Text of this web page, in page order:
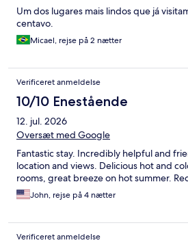
Um dos lugares mais lindos que já
centavo.
Micael, rejse på 2 nætter
Verificeret anmeldelse
10/10 Enestående
12. jul. 2026
Oversæt med Google
Fantastic stay. Incredibly helpful and
location and views. Delicious hot and
rooms, great breeze on hot summer.
John, rejse på 4 nætter
Verificeret anmeldelse